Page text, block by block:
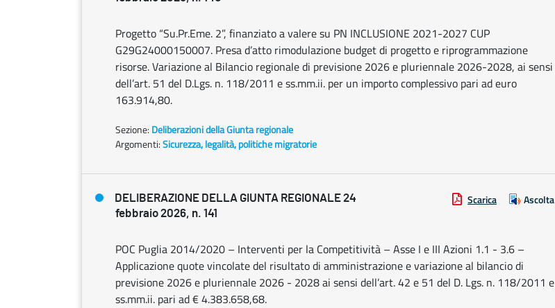
Progetto “Su.Pr.Eme. 2”, finanziato a valere su PN INCLUSIONE 2021-2027 CUP
G29G24000150007. Presa d’atto rimodulazione budget di progetto e riprogrammazione
risorse. Variazione al Bilancio regionale di previsione 2026 e pluriennale 2026-2028, ai sensi
dell’art. 51 del D.Lgs. n. 118/2011 e ss.mm.ii. per un importo complessivo pari ad euro
163.914,80.
Sezione: Deliberazioni della Giunta regionale
Argomenti:Sicurezza, legalità, politiche migratorie
DELIBERAZIONE DELLA GIUNTA REGIONALE 24
febbraio 2026, n. 141
Scarica Ascolta
POC Puglia 2014/2020 – Interventi per la Competitività – Asse I e III Azioni 1.1 - 3.6 –
Applicazione quote vincolate del risultato di amministrazione e variazione al bilancio di
previsione 2026 e pluriennale 2026 - 2028 ai sensi dell’art. 42 e 51 del D. Lgs. n. 118/2011 e
ss.mm.ii. pari ad € 4.383.658,68.